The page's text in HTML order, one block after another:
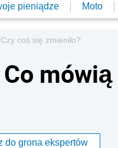
pieniądze Moto
coś się zmieniło?
mówią
do grona ekspertów